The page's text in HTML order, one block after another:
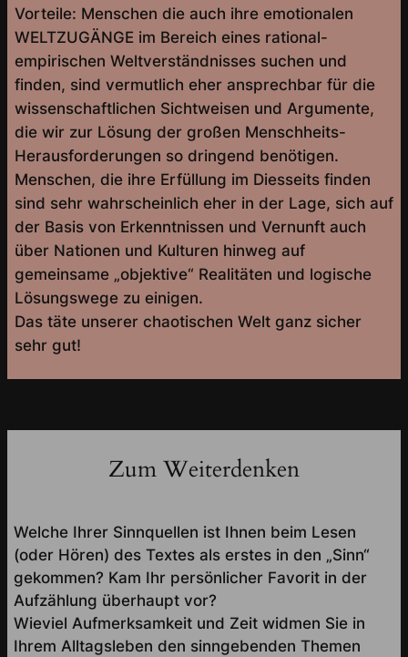
Vorteile: Menschen die auch ihre emotionalen
WELTZUGÄNGE im Bereich eines rational-
empirischen Weltverständnisses suchen und
finden, sind vermutlich eher ansprechbar für die
wissenschaftlichen Sichtweisen und Argumente,
die wir zur Lösung der großen Menschheits-
Herausforderungen so dringend benötigen.
Menschen, die ihre Erfüllung im Diesseits finden
sind sehr wahrscheinlich eher in der Lage, sich auf
der Basis von Erkenntnissen und Vernunft auch
über Nationen und Kulturen hinweg auf
gemeinsame „objektive“ Realitäten und logische
Lösungswege zu einigen.
Das täte unserer chaotischen Welt ganz sicher
sehr gut!
Zum Weiterdenken
Welche Ihrer Sinnquellen ist Ihnen beim Lesen
(oder Hören) des Textes als erstes in den „Sinn“
gekommen? Kam Ihr persönlicher Favorit in der
Aufzählung überhaupt vor?
Wieviel Aufmerksamkeit und Zeit widmen Sie in
Ihrem Alltagsleben den sinngebenden Themen